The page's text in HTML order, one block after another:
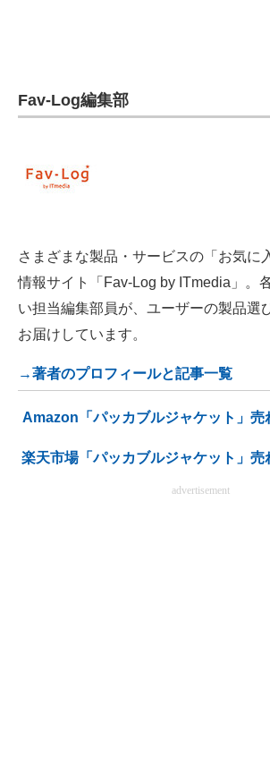
Fav-Log編集部
さまざまな製品・サービスの「お気に
情報サイト「Fav-Log by ITmedia」。
い担当編集部員が、ユーザーの製品選
お届けしています。
→著者のプロフィールと記事一覧
Amazon「パッカブルジャケット」売
楽天市場「パッカブルジャケット」売
advertisement